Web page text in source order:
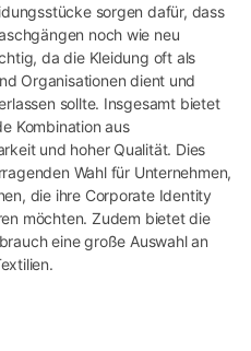
sorgen dafür, dass
noch wie neu
da die Kleidung oft als
Organisationen dient und
sollte. Insgesamt bietet
Kombination aus
und hoher Qualität. Dies
Wahl für Unternehmen,
die ihre Corporate Identity
möchten. Zudem bietet die
eine große Auswahl an